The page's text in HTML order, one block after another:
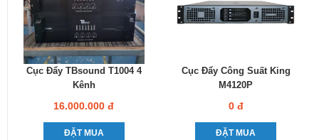
Cục Đẩy TBsound T1004 4
Kênh
16.000.000 đ
ĐẶT MUA
Cục Đẩy Công Suất King
M4120P
0 đ
ĐẶT MUA